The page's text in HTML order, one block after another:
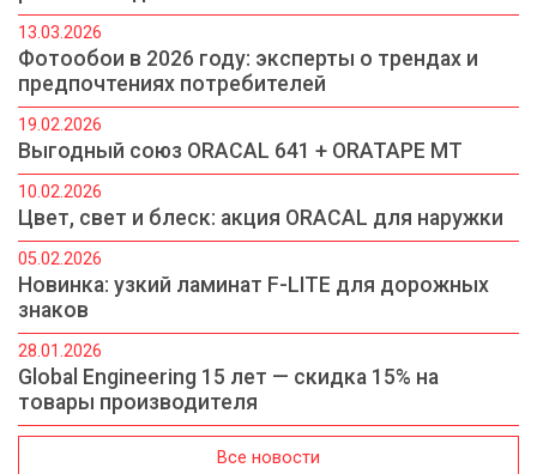
13.03.2026
Фотообои в 2026 году: эксперты о трендах и
предпочтениях потребителей
19.02.2026
Выгодный союз ORACAL 641 + ORATAPE MT
10.02.2026
Цвет, свет и блеск: акция ORACAL для наружки
05.02.2026
Новинка: узкий ламинат F-LITE для дорожных
знаков
28.01.2026
Global Engineering 15 лет — скидка 15% на
товары производителя
Все новости